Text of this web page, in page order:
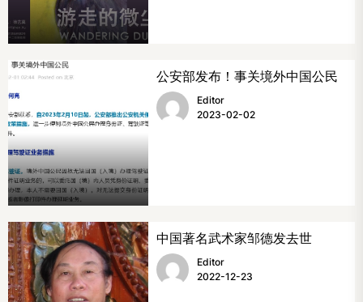
公安部发布！事关境外中国公民
Editor
2023-02-02
中国著名武术家邹德发去世
Editor
2022-12-23